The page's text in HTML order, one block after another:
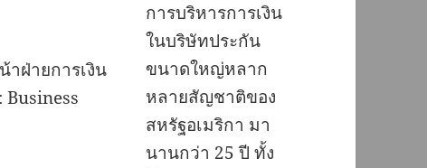
าฝ่ายการเงิน
การบริหารการเงิน
ในบริษัทประกัน
ขนาดใหญ่หลาก
หลายสัญชาติของ
สหรัฐอเมริกา มา
นานกว่า 25 ปี ทั้ง